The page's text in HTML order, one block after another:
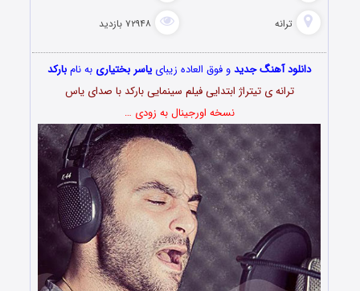
ترانه ۷۲۹۴۸ بازدید
دانلود آهنگ جدیدو فوق العاده زیبای یاسر بختیاری به نامبارکد
ترانه ی تیتراژ ابتدایی فیلم سینمایی بارکد با صدای یاس
نسخه اورجینال به زودی …